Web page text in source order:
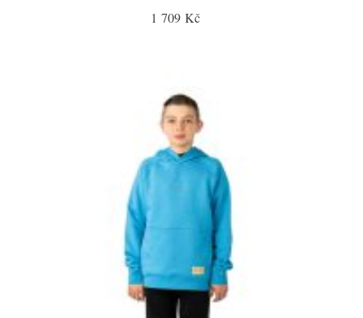
1 709 Kč